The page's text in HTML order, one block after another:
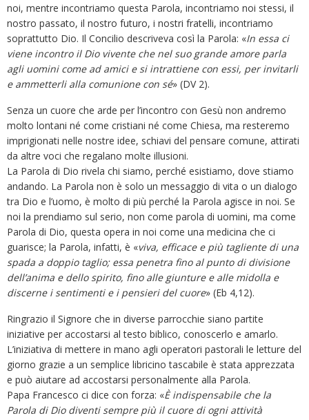
noi, mentre incontriamo questa Parola, incontriamo noi stessi, il
nostro passato, il nostro futuro, i nostri fratelli, incontriamo
soprattutto Dio. Il Concilio descriveva così la Parola: «In essa ci
viene incontro il Dio vivente che nel suo grande amore parla
agli uomini come ad amici e si intrattiene con essi, per invitarli
e ammetterli alla comunione con sé» (DV 2).
Senza un cuore che arde per l’incontro con Gesù non andremo
molto lontani né come cristiani né come Chiesa, ma resteremo
imprigionati nelle nostre idee, schiavi del pensare comune, attirati
da altre voci che regalano molte illusioni.
La Parola di Dio rivela chi siamo, perché esistiamo, dove stiamo
andando. La Parola non è solo un messaggio di vita o un dialogo
tra Dio e l’uomo, è molto di più perché la Parola agisce in noi. Se
noi la prendiamo sul serio, non come parola di uomini, ma come
Parola di Dio, questa opera in noi come una medicina che ci
guarisce; la Parola, infatti, è «viva, efficace e più tagliente di una
spada a doppio taglio; essa penetra fino al punto di divisione
dell’anima e dello spirito, fino alle giunture e alle midolla e
discerne i sentimenti e i pensieri del cuore» (Eb 4,12).
Ringrazio il Signore che in diverse parrocchie siano partite
iniziative per accostarsi al testo biblico, conoscerlo e amarlo.
L’iniziativa di mettere in mano agli operatori pastorali le letture del
giorno grazie a un semplice libricino tascabile è stata apprezzata
e può aiutare ad accostarsi personalmente alla Parola.
Papa Francesco ci dice con forza: «È indispensabile che la
Parola di Dio diventi sempre più il cuore di ogni attività